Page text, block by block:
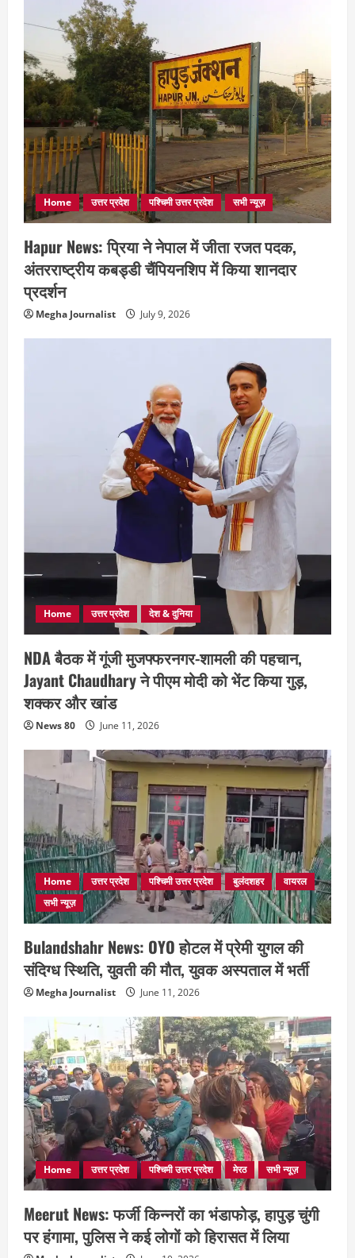
Home उत्तर प्रदेश पश्चिमी उत्तर प्रदेश सभी न्यूज़
Hapur News: प्रिया ने नेपाल में जीता रजत पदक,
अंतरराष्ट्रीय कबड्डी चैंपियनशिप में किया शानदार
प्रदर्शन
Megha Journalist July 9, 2026
Home उत्तर प्रदेश देश & दुनिया
NDA बैठक में गूंजी मुजफ्फरनगर-शामली की पहचान,
Jayant Chaudhary ने पीएम मोदी को भेंट किया गुड़,
शक्कर और खांड
News 80 June 11, 2026
Home उत्तर प्रदेश पश्चिमी उत्तर प्रदेश बुलंदशहर
वायरल
सभी न्यूज़
Bulandshahr News: OYO होटल में प्रेमी युगल की
संदिग्ध स्थिति, युवती की मौत, युवक अस्पताल में भर्ती
Megha Journalist June 11, 2026
Home उत्तर प्रदेश पश्चिमी उत्तर प्रदेश मेरठ सभी न्यूज़
Meerut News: फर्जी किन्नरों का भंडाफोड़, हापुड़ चुंगी
पर हंगामा, पुलिस ने कई लोगों को हिरासत में लिया